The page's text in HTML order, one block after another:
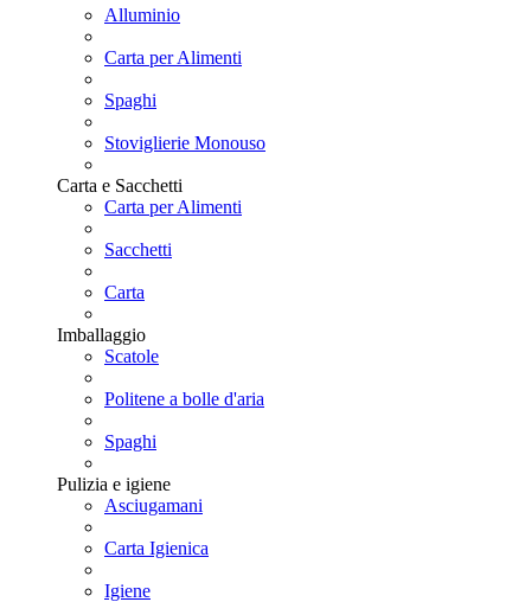
Alluminio
Carta per Alimenti
Spaghi
Stoviglierie Monouso
Carta e Sacchetti
Carta per Alimenti
Sacchetti
Carta
Imballaggio
Scatole
Politene a bolle d'aria
Spaghi
Pulizia e igiene
Asciugamani
Carta Igienica
Igiene